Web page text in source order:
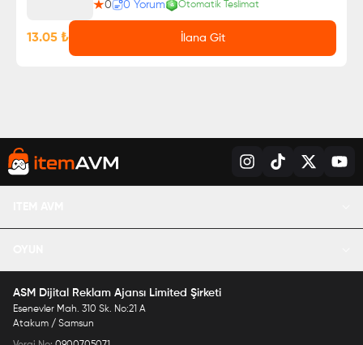
0
0 Yorum Otomatik Teslimat
13.05 ₺ İlana Git
PUBG UC Satın Al
Mobile Legends Elmas Satın Al
Valorant VP Satın Al
ASM Dijital Reklam Ajansı Limited Şirketi
Esenevler Mah. 310 Sk. No:21 A
Atakum / Samsun